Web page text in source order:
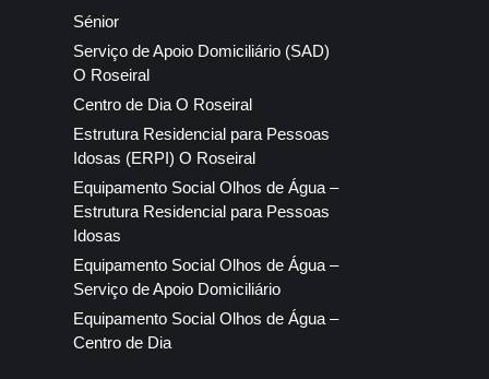
Sénior
Serviço de Apoio Domiciliário (SAD)
O Roseiral
Centro de Dia O Roseiral
Estrutura Residencial para Pessoas
Idosas (ERPI) O Roseiral
Equipamento Social Olhos de Água –
Estrutura Residencial para Pessoas
Idosas
Equipamento Social Olhos de Água –
Serviço de Apoio Domiciliário
Equipamento Social Olhos de Água –
Centro de Dia